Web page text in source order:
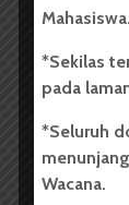
Mahasiswa.
*Sekilas
pada
*Seluruh
Wacana.